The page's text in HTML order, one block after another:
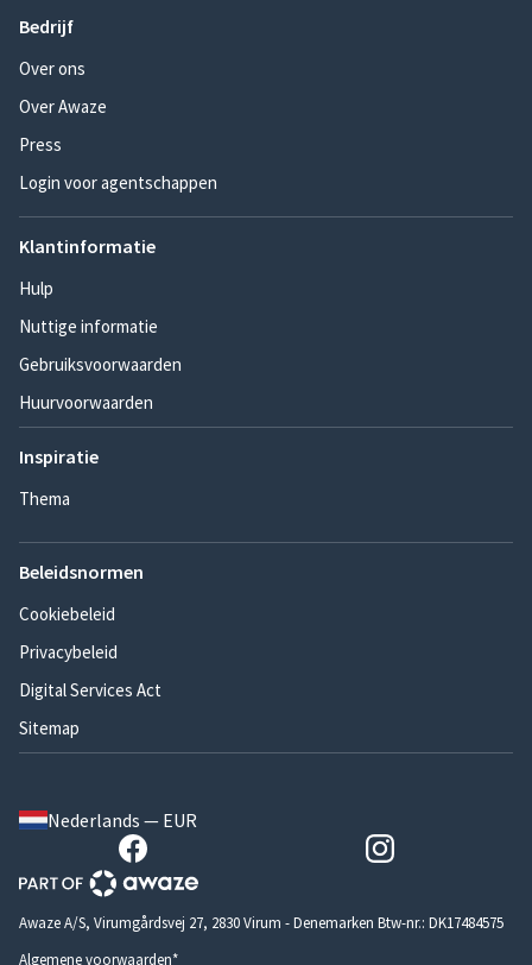
Bedrijf
Over ons
Over Awaze
Press
Login voor agentschappen
Klantinformatie
Hulp
Nuttige informatie
Gebruiksvoorwaarden
Huurvoorwaarden
Inspiratie
Thema
Beleidsnormen
Cookiebeleid
Privacybeleid
Digital Services Act
Sitemap
Nederlands — EUR
Awaze A/S, Virumgårdsvej 27, 2830 Virum - Denemarken Btw-nr.: DK17484575
Algemene voorwaarden*